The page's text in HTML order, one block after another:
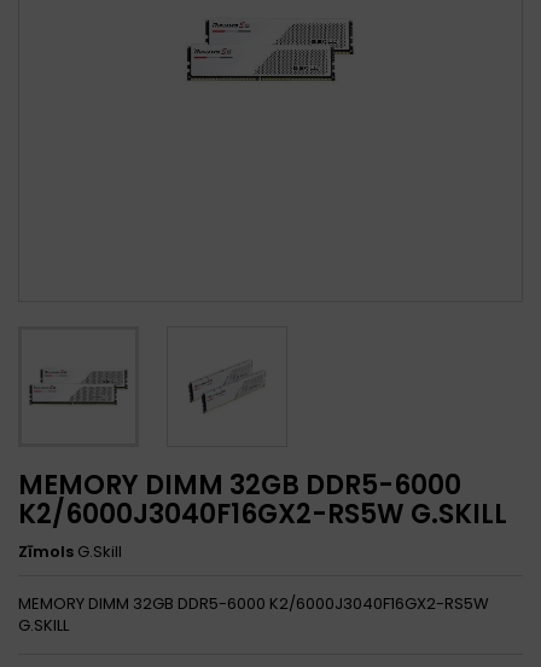
MEMORY DIMM 32GB DDR5-6000
K2/6000J3040F16GX2-RS5W G.SKILL
Zīmols G.Skill
MEMORY DIMM 32GB DDR5-6000 K2/6000J3040F16GX2-RS5W
G.SKILL